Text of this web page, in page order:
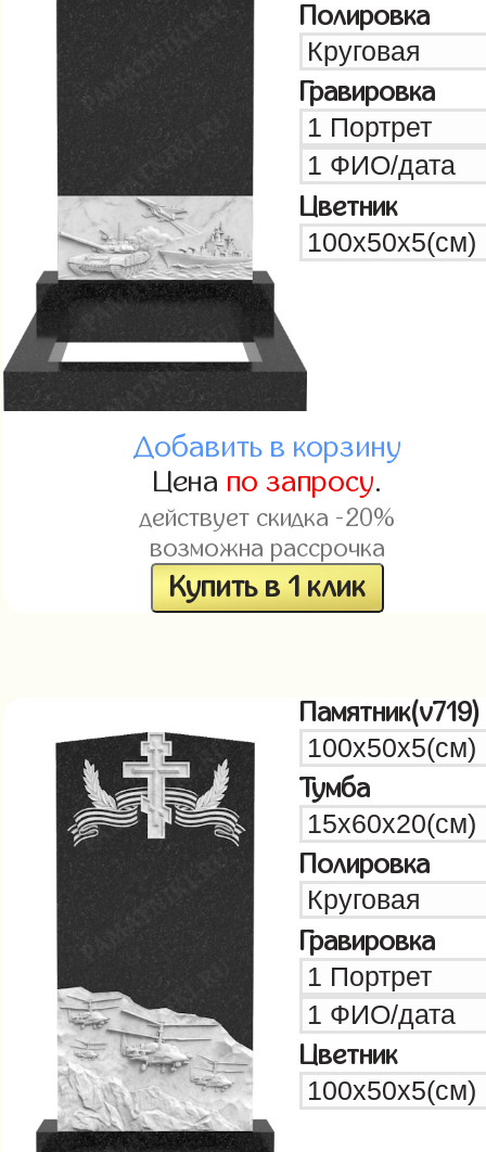
Полировка
Гравировка
Цветник
Добавить в корзину
Цена по запросу.
действует скидка -20%
возможна рассрочка
Купить в 1 клик
Памятник(v719)
Тумба
Полировка
Гравировка
Цветник